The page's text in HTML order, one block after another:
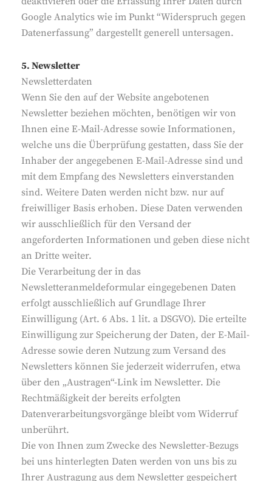
Google Analytics wie im Punkt “Widerspruch gegen
Datenerfassung” dargestellt generell untersagen.
5. Newsletter
Newsletterdaten
Wenn Sie den auf der Website angebotenen
Newsletter beziehen möchten, benötigen wir von
Ihnen eine E-Mail-Adresse sowie Informationen,
welche uns die Überprüfung gestatten, dass Sie der
Inhaber der angegebenen E-Mail-Adresse sind und
mit dem Empfang des Newsletters einverstanden
sind. Weitere Daten werden nicht bzw. nur auf
freiwilliger Basis erhoben. Diese Daten verwenden
wir ausschließlich für den Versand der
angeforderten Informationen und geben diese nicht
an Dritte weiter.
Die Verarbeitung der in das
Newsletteranmeldeformular eingegebenen Daten
erfolgt ausschließlich auf Grundlage Ihrer
Einwilligung (Art. 6 Abs. 1 lit. a DSGVO). Die erteilte
Einwilligung zur Speicherung der Daten, der E-Mail-
Adresse sowie deren Nutzung zum Versand des
Newsletters können Sie jederzeit widerrufen, etwa
über den „Austragen“-Link im Newsletter. Die
Rechtmäßigkeit der bereits erfolgten
Datenverarbeitungsvorgänge bleibt vom Widerruf
unberührt.
Die von Ihnen zum Zwecke des Newsletter-Bezugs
bei uns hinterlegten Daten werden von uns bis zu
Ihrer Austragung aus dem Newsletter gespeichert